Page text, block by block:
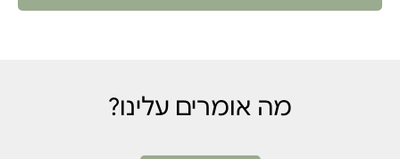
מה אומרים עלינו?